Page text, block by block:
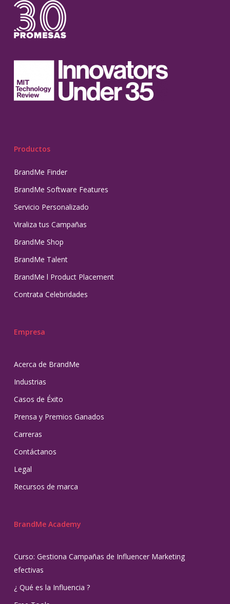
Productos
BrandMe Finder
BrandMe Software Features
Servicio Personalizado
Viraliza tus Campañas
BrandMe Shop
BrandMe Talent
BrandMe l Product Placement
Contrata Celebridades
Empresa
Acerca de BrandMe
Industrias
Casos de Éxito
Prensa y Premios Ganados
Carreras
Contáctanos
Legal
Recursos de marca
BrandMe Academy
Curso: Gestiona Campañas de Influencer Marketing
efectivas
¿ Qué es la Influencia ?